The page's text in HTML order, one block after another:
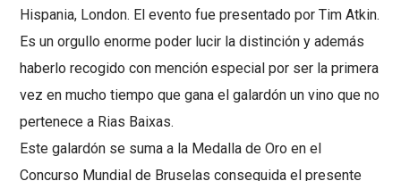
Hispania, London. El evento fue presentado por Tim Atkin.
Es un orgullo enorme poder lucir la distinción y además
haberlo recogido con mención especial por ser la primera
vez en mucho tiempo que gana el galardón un vino que no
pertenece a Rias Baixas.
Este galardón se suma a la Medalla de Oro en el
Concurso Mundial de Bruselas conseguida el presente